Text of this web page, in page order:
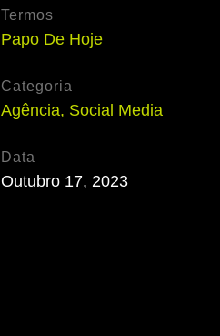
Termos
Papo De Hoje
Categoria
Agência, Social Media
Data
Outubro 17, 2023